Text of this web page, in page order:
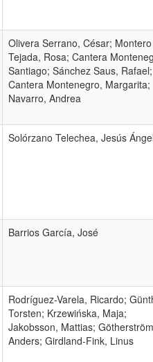
Olivera Serrano, César; Montero
Tejada, Rosa; Cantera
Santiago; Sánchez Saus, Rafael;
Cantera Montenegro, Margarita;
Navarro, Andrea
Solórzano Telechea, Jesús Ángel
Barrios García, José
Rodríguez-Varela, Ricardo;
Torsten; Krzewińska, Maja;
Jakobsson, Mattias;
Anders; Girdland-Fink, Linus